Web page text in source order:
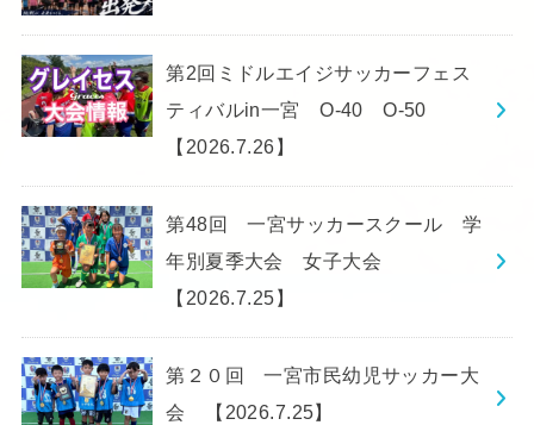
第2回ミドルエイジサッカーフェス
ティバルin一宮 O-40 O-50
【2026.7.26】
第48回 一宮サッカースクール 学
年別夏季大会 女子大会
【2026.7.25】
第２０回 一宮市民幼児サッカー大
会 【2026.7.25】